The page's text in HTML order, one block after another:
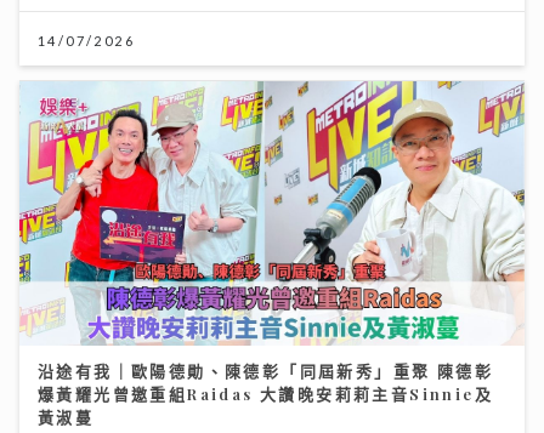
14/07/2026
沿途有我｜歐陽德勛、陳德彰「同屆新秀」重聚 陳德彰
爆黃耀光曾邀重組Raidas 大讚晚安莉莉主音Sinnie及
黃淑蔓